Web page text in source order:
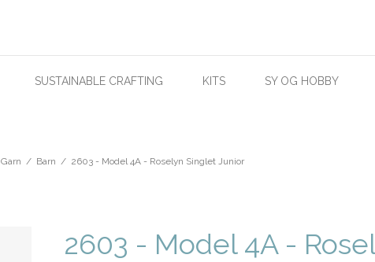
SUSTAINABLE CRAFTING KITS SY OG HOBBY
/ Barn / 2603 - Model 4A - Roselyn Singlet Junior
2603 - Model 4A -